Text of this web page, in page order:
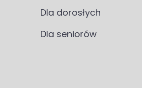
Dla dorosłych
Dla seniorów